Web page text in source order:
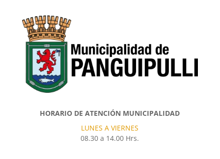
HORARIO DE ATENCIÓN MUNICIPALIDAD
LUNES A VIERNES
08.30 a 14.00 Hrs.